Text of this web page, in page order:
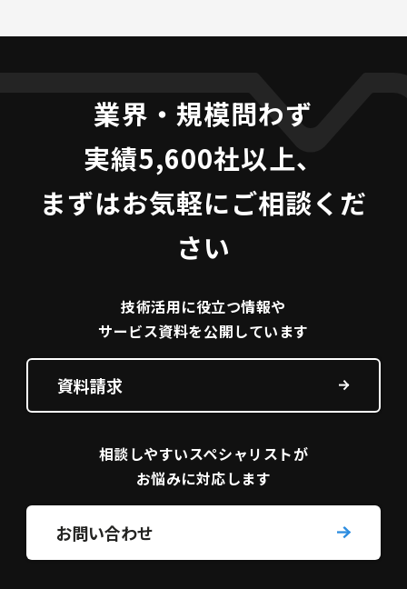
業界・規模問わず
実績5,600社以上、
まずはお気軽にご相談くだ
さい
技術活用に役立つ情報や
サービス資料を公開しています
資料請求
相談しやすいスペシャリストが
お悩みに対応します
お問い合わせ